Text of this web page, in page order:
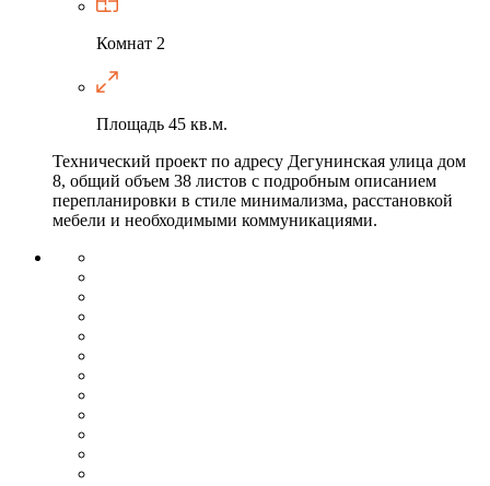
Комнат 2
Площадь 45 кв.м.
Технический проект по адресу Дегунинская улица дом
8, общий объем 38 листов с подробным описанием
перепланировки в стиле минимализма, расстановкой
мебели и необходимыми коммуникациями.